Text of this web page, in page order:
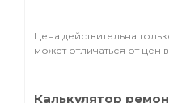
Цена действительна
может отличаться от цен
Калькулятор